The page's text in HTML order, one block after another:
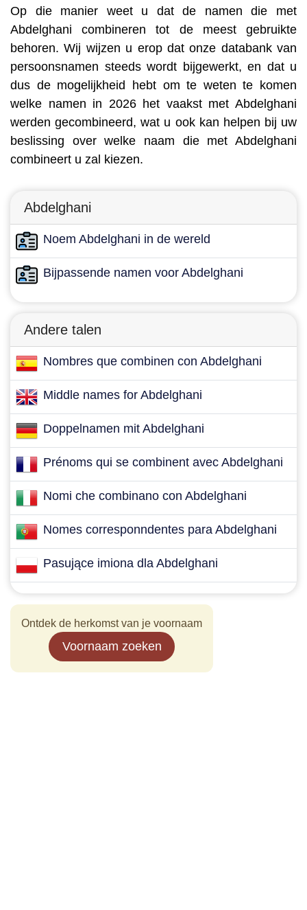
Op die manier weet u dat de namen die met
Abdelghani combineren tot de meest gebruikte
behoren. Wij wijzen u erop dat onze databank van
persoonsnamen steeds wordt bijgewerkt, en dat u
dus de mogelijkheid hebt om te weten te komen
welke namen in 2026 het vaakst met Abdelghani
werden gecombineerd, wat u ook kan helpen bij uw
beslissing over welke naam die met Abdelghani
combineert u zal kiezen.
Abdelghani
Noem Abdelghani in de wereld
Bijpassende namen voor Abdelghani
Andere talen
Nombres que combinen con Abdelghani
Middle names for Abdelghani
Doppelnamen mit Abdelghani
Prénoms qui se combinent avec Abdelghani
Nomi che combinano con Abdelghani
Nomes corresponndentes para Abdelghani
Pasujące imiona dla Abdelghani
Ontdek de herkomst van je voornaam
Voornaam zoeken